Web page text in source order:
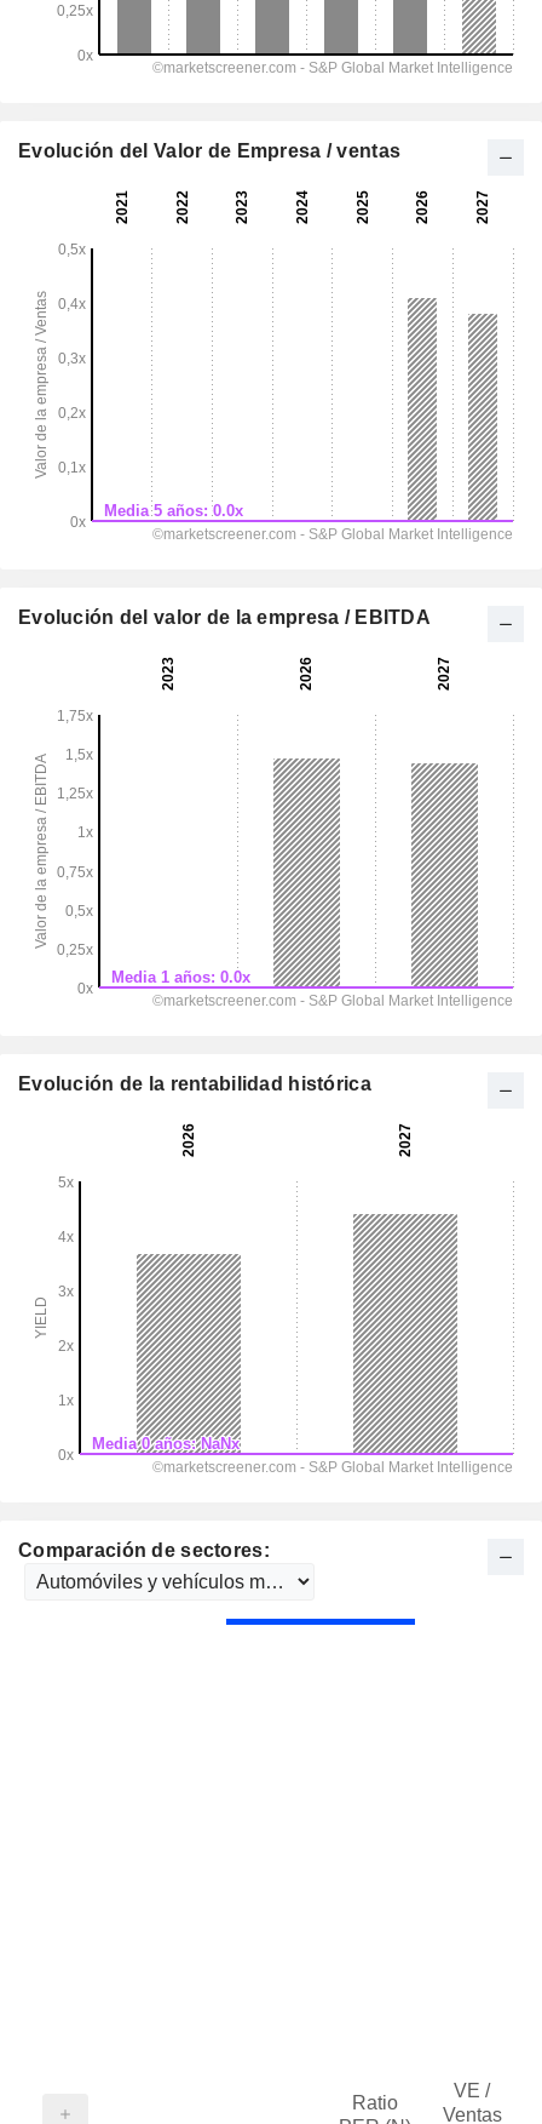
Comparación de sectores:
Ratio
VE /
Ventas
Evolución del Valor de Empresa / ventas
Evolución del valor de la empresa / EBITDA
Evolución de la rentabilidad histórica